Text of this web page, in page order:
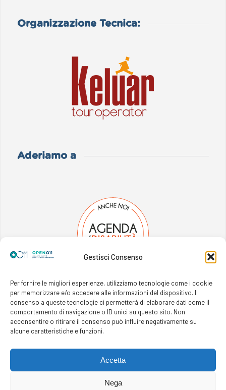
Gestisci Consenso
Per fornire le migliori esperienze, utilizziamo tecnologie come i cookie
per memorizzare e/o accedere alle informazioni del dispositivo. Il
consenso a queste tecnologie ci permetterà di elaborare dati come il
comportamento di navigazione o ID unici su questo sito. Non
acconsentire o ritirare il consenso può influire negativamente su
alcune caratteristiche e funzioni.
Accetta
Nega
Organizzazione Tecnica:
Aderiamo a